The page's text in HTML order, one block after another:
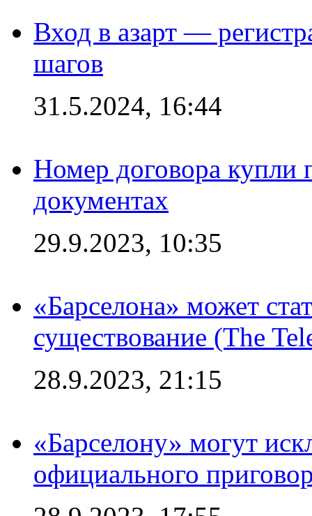
Вход в азарт —
шагов
31.5.2024, 16:44
Номер договора купли
документах
29.9.2023, 10:35
«Барселона» может
существование (The
28.9.2023, 21:15
«Барселону» могут
официального